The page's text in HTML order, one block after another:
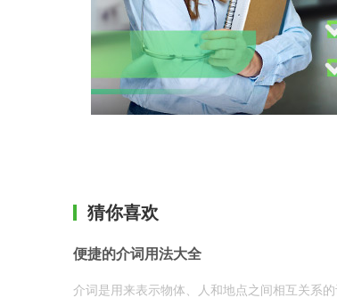
猜你喜欢
便捷的介词用法大全
介词是用来表示物体、人和地点之间相互关系